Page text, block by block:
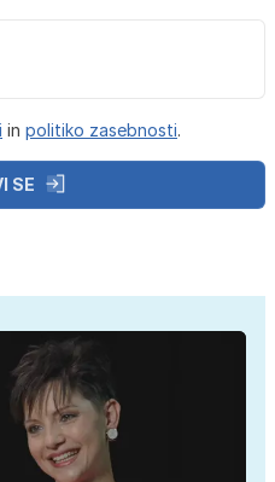
in politiko zasebnosti.
SE